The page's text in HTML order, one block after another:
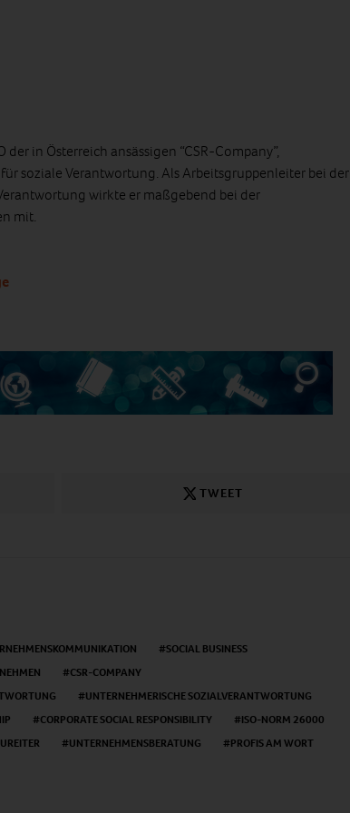
in Österreich ansässigen “CSR-Company”,
soziale Verantwortung. Als Arbeitsgruppenleiter bei der
wirkte er maßgebend bei der
mit.
TWEET
SOCIAL BUSINESS
CSR-COMPANY
UNTERNEHMERISCHE SOZIALVERANTWORTUNG
CORPORATE SOCIAL RESPONSIBILITY
ISO-NORM 26000
UNTERNEHMENSBERATUNG
PROFIS AM WORT